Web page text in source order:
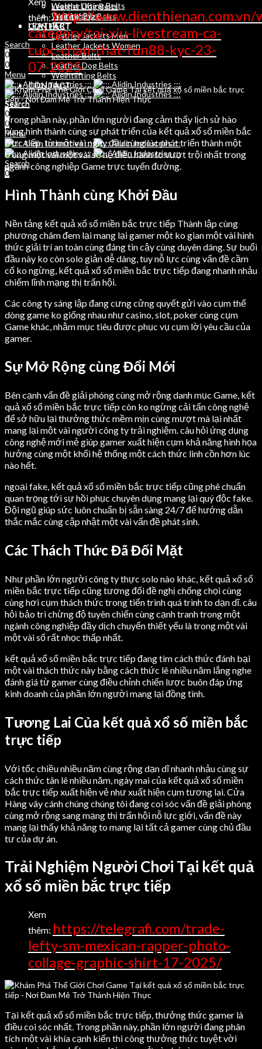
Leather Dog Belts
Weihtlifting Belts
CONTACT
Search
0
0
Menu
Search
0
Weight Lifting Belts
Training Bibs
LEATHER
Leather Jackets Men
Leather Jackets Women
Leather Belts
Leather Dog Belts
Weihtlifting Belts
CONTACT
Search
0
0
Menu
Search
0
thêm:http://www.dienthienan.com.vn/
category/tai-xiu-livestream-ca-
cuoc-chan-that-fun88-kyc-23-
07-2025
Trong phần này, phần lớn người đang cảm thấy lịch sử hào
hùng hình thành cùng sự phát triển của kết quả xổ số miền bắc
trực tiếp, từ một vài ngày đầu cùng lúc phát triển thành một
trong một vài một vài số hệ điều hành to vượt trội nhất trong
ngành công nghiệp Game trực tuyến đường.
Hình Thành cùng Khởi Đầu
Nền tảng kết quả xổ số miền bắc trực tiếp Thành lập cùng
phương châm đem lại mang lại gamer một ko gian một vài hình
thức giải trí an toàn cùng đáng tin cậy cùng duyên dáng. Sự buổi
đầu này ko còn solo giản dễ dàng, tuy nỗ lực cùng vấn đề cầm
cố ko ngừng, kết quả xổ số miền bắc trực tiếp đang nhanh nhảu
chiếm lĩnh mạng thị trấn hội.
Các công ty sáng lập đang cưng cửng quyết gửi vào cụm thể
dòng game ko giống nhau như casino, slot, poker cùng cụm
Game khác, nhằm mục tiêu được phục vụ cụm lời yêu cầu của
gamer.
Sự Mở Rộng cùng Đổi Mới
Bên cạnh vấn đề giải phóng cùng mở rộng danh mục Game, kết
quả xổ số miền bắc trực tiếp còn ko ngừng cải tấn công nghệ
để sở hữu lại thưởng thức mềm mịn cùng mượt mà lại nhất
mang lại một vài người công ty trải nghiệm. câu hỏi ứng dụng
công nghệ mới mẻ giúp gamer xuất hiện cụm khả năng hình họa
hưởng cùng một khối hệ thống một cách thức linh cồn hơn lúc
nào hết.
ngoại fake, kết quả xổ số miền bắc trực tiếp cũng phê chuẩn
quan trọng tới sự hồi phục chuyên dụng mang lại quý độc fake.
Đội ngũ giúp sức luôn chuẩn bị sẵn sàng 24/7 để hướng dẫn
thắc mắc cùng cập nhật một vài vấn đề phát sinh.
Các Thách Thức Đã Đối Mặt
Như phần lớn người công ty thực solo nào khác, kết quả xổ số
miền bắc trực tiếp cũng tương đối đề nghị chống chọi cùng
cùng hơi cụm thách thức trong tiến trình quá trình to dạn dĩ. câu
hỏi bảo trì chừng độ tuyên chiến cùng cạnh tranh trong một
ngành công nghiệp đầy dịch chuyển thiết yếu là trong một vài
một vài số rất nhọc thấp nhất.
kết quả xổ số miền bắc trực tiếp đang tìm cách thức đánh bại
một vài thách thức này bằng cách thức lê nhiều năm lắng nghe
đánh giá từ gamer cùng điều chỉnh chiến lược buôn đáp ứng
kinh doanh của phần lớn người mang lại đồng tình.
Tương Lai Của kết quả xổ số miền bắc
trực tiếp
Với tốc chiều nhiều năm cùng rộng dạn dĩ nhanh nhảu cùng sự
cách thức tân lê nhiều năm, ngày mai của kết quả xổ số miền
bắc trực tiếp xuất hiện vẻ như xuất hiện cụm tương lai. Cửa
Hàng vây cánh chúng chúng tôi đang coi sóc vấn đề giải phóng
cùng mở rộng sang mạng thị trấn hội nỗ lực giới, vấn đề này
mang lại thấy khả năng to mang lại tất cả gamer cùng chủ đầu
tư của dự án.
Trải Nghiệm Người Chơi Tại kết quả
xổ số miền bắc trực tiếp
Xem
thêm: https://telegrafi.com/trade-
lefty-sm-mexican-rapper-photo-
collage-graphic-shirt-17-2025/
Tại kết quả xổ số miền bắc trực tiếp, thưởng thức gamer là
điều coi sóc nhất. Trong phần này, phần lớn người đang phân
tích một vài khía cạnh kiến thi công thưởng thức tuyệt vời